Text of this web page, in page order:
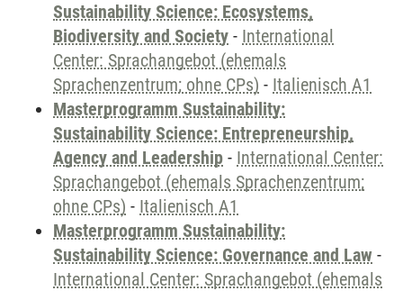
Sustainability Science: Ecosystems,
Biodiversity and Society - International
Center: Sprachangebot (ehemals
Sprachenzentrum; ohne CPs) - Italienisch A1
Masterprogramm Sustainability:
Sustainability Science: Entrepreneurship,
Agency and Leadership - International Center:
Sprachangebot (ehemals Sprachenzentrum;
ohne CPs) - Italienisch A1
Masterprogramm Sustainability:
Sustainability Science: Governance and Law -
International Center: Sprachangebot (ehemals